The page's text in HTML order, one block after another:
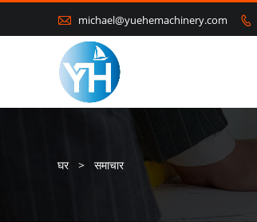
 michael@yuehemachinery.com 
घर > समाचार